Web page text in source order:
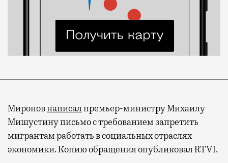
Мироновнаписалпремьер-министру Михаилу
Мишустину письмо с требованием запретить
мигрантам работать в социальных отраслях
экономики. Копию обращения опубликовал RTVI.